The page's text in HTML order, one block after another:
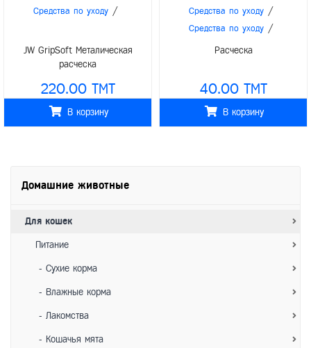
Домашние животные
Для кошек
Питание
- Сухие корма
- Влажные корма
- Лакомства
- Кошачья мята
Средства по уходу /
JW GripSoft Металическая
расческа
220.00 TMT
В корзину
Средства по уходу /
Средства по уходу /
Расческа
40.00 TMT
В корзину